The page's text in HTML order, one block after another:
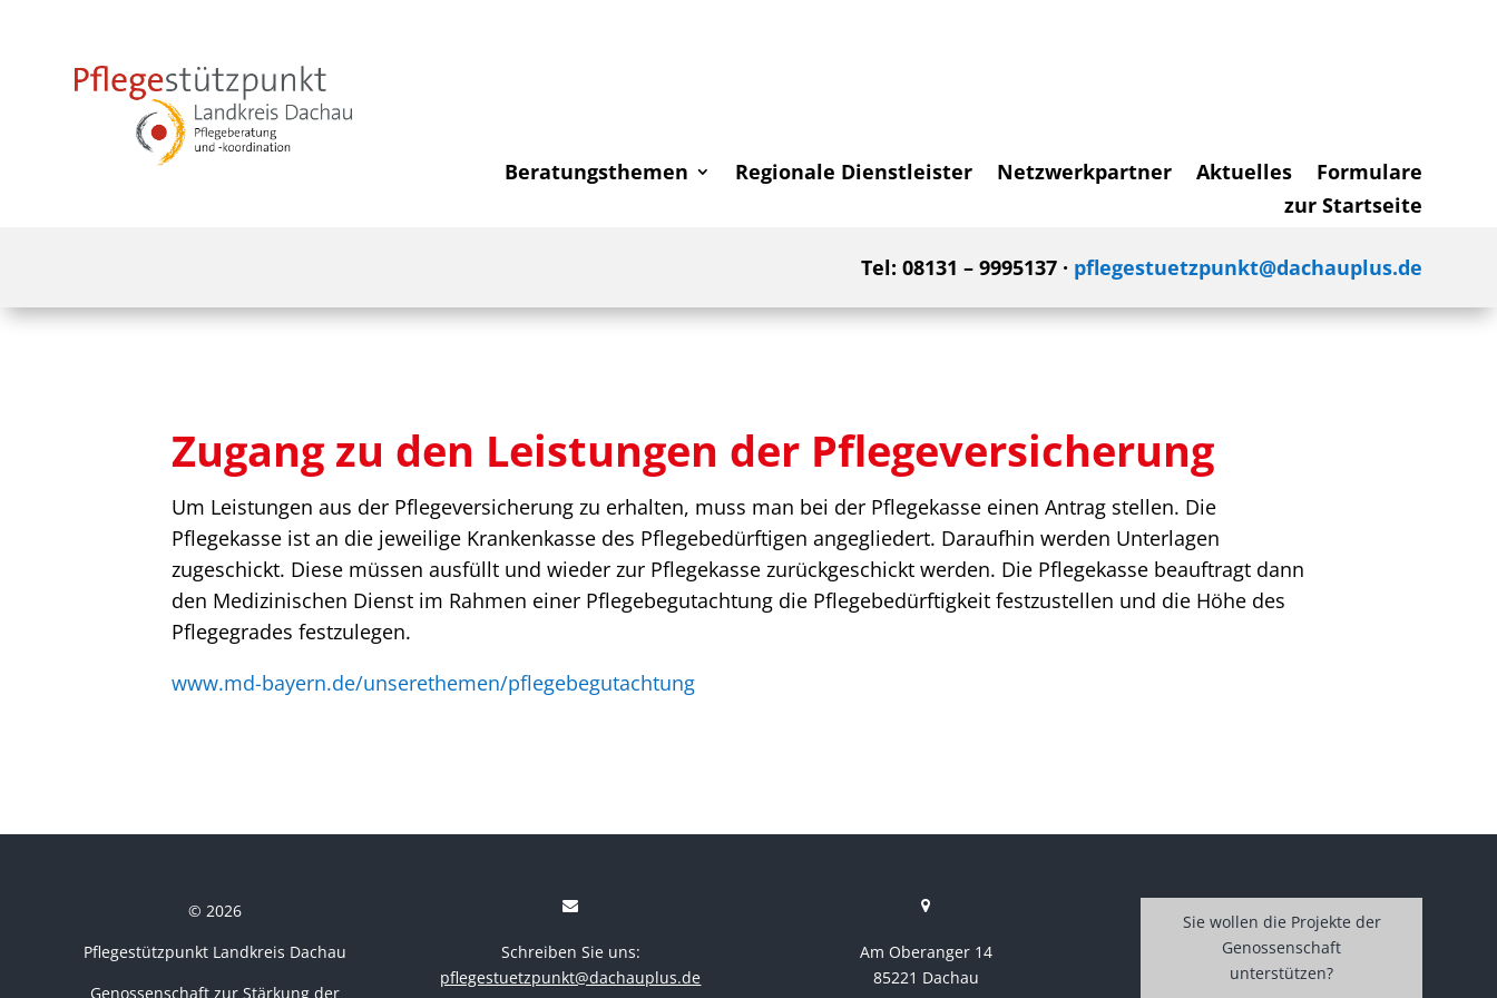
Beratungsthemen Regionale Dienstleister Netzwerkpartner Aktuelles
Formulare
zur Startseite
Tel: 08131 – 9995137 · pflegestuetzpunkt@dachauplus.de
Zugang zu den Leistungen der Pflegeversicherung
Um Leistungen aus der Pflegeversicherung zu erhalten, muss man bei der Pflegekasse einen Antrag stellen. Die
Pflegekasse ist an die jeweilige Krankenkasse des Pflegebedürftigen angegliedert. Daraufhin werden Unterlagen
zugeschickt. Diese müssen ausfüllt und wieder zur Pflegekasse zurückgeschickt werden. Die Pflegekasse beauftragt dann
den Medizinischen Dienst im Rahmen einer Pflegebegutachtung die Pflegebedürftigkeit festzustellen und die Höhe des
Pflegegrades festzulegen.
www.md-bayern.de/unserethemen/pflegebegutachtung
© 2026
Pflegestützpunkt Landkreis Dachau
Genossenschaft zur Stärkung der
Schreiben Sie uns:
pflegestuetzpunkt@dachauplus.de
Am Oberanger 14
85221 Dachau
Sie wollen die Projekte der
Genossenschaft
unterstützen?